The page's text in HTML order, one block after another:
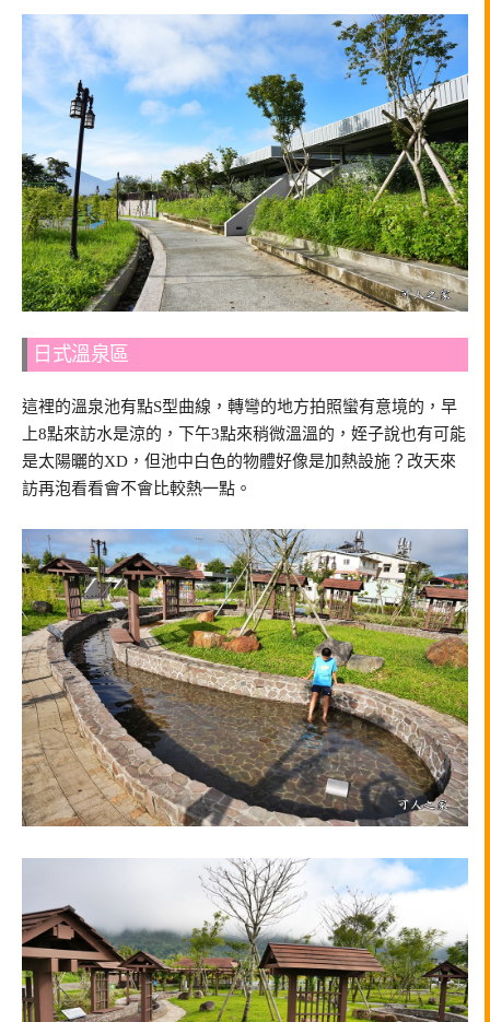
日式溫泉區
這裡的溫泉池有點S型曲線，轉彎的地方拍照蠻有意境的，早
上8點來訪水是涼的，下午3點來稍微溫溫的，姪子說也有可能
是太陽曬的XD，但池中白色的物體好像是加熱設施？改天來
訪再泡看看會不會比較熱一點。